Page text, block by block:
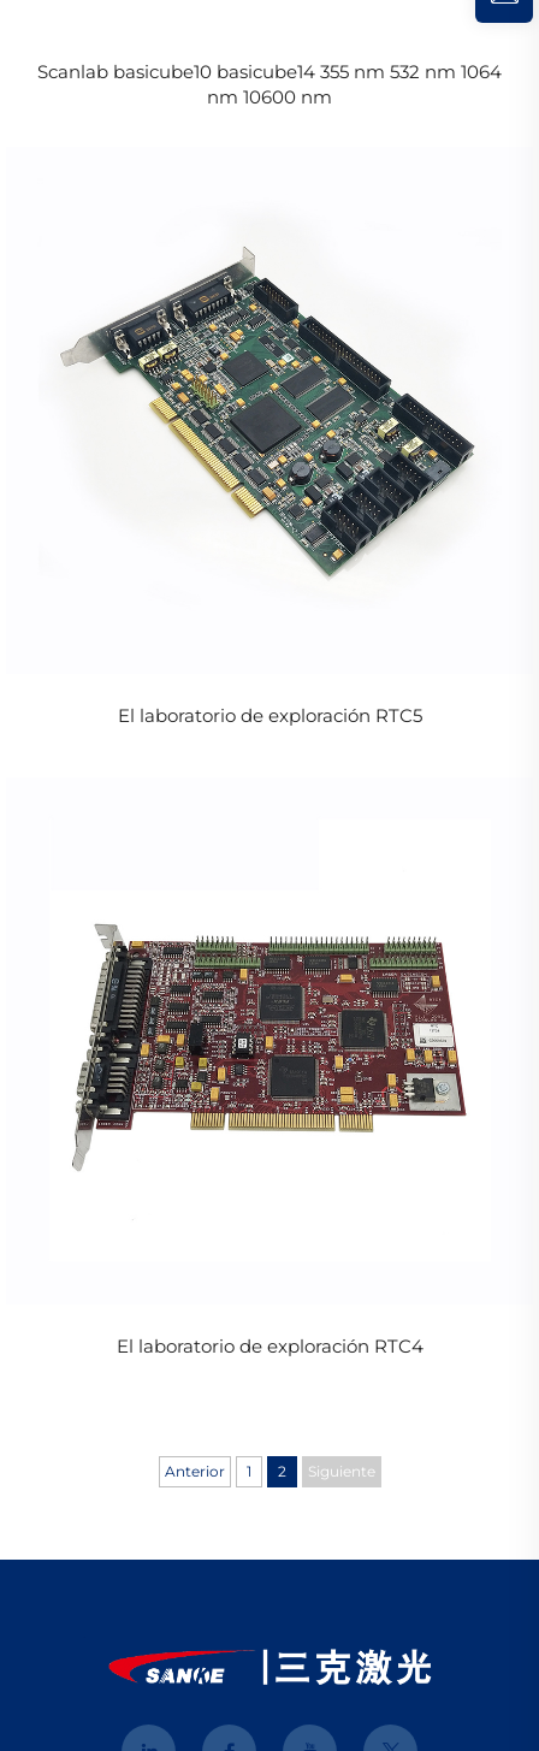
Scanlab basicube10 basicube14 355 nm 532 nm 1064
nm 10600 nm
El laboratorio de exploración RTC5
El laboratorio de exploración RTC4
Anterior 1 2 Siguiente